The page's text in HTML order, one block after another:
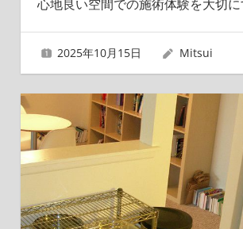
心地良い空間での施術体験を大切
2025年10月15日 Mitsui